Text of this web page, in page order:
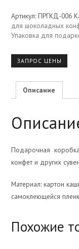
Артикул: ПРГКД-006
для шоколадных
Упаковка для
ЗАПРОС ЦЕНЫ
Описание
Подарочная
конфет и других
Материал: картон
самоклеющейся
Похожие